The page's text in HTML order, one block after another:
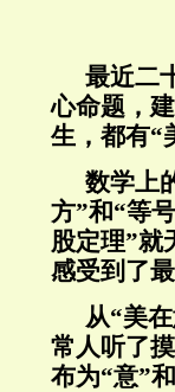
最近二
心命题，
生，都有“
数学上
方”和“等
股定理”就
感受到了
从“美
常人听了
布为“意”